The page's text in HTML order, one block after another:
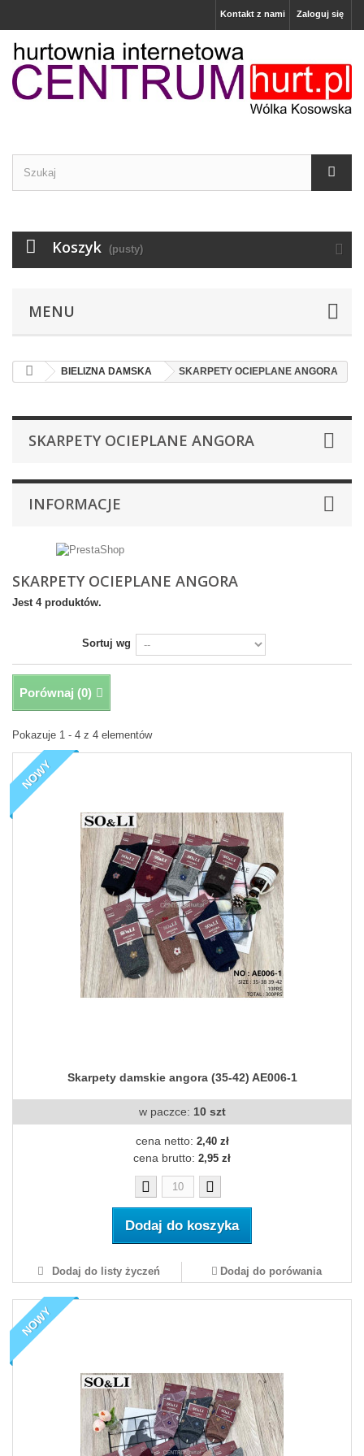
Zaloguj się
Kontakt z nami
Koszyk (pusty)
MENU
BIELIZNA DAMSKA SKARPETY OCIEPLANE ANGORA
SKARPETY OCIEPLANE ANGORA
INFORMACJE
SKARPETY OCIEPLANE ANGORA
Jest 4 produktów.
Sortuj wg
Porównaj (0)
Pokazuje 1 - 4 z 4 elementów
NOWY
Skarpety damskie angora (35-42) AE006-1
w paczce: 10 szt
cena netto: 2,40 zł
cena brutto: 2,95 zł
Dodaj do koszyka
Dodaj do listy życzeń Dodaj do porówania
NOWY